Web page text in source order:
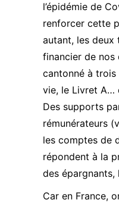
l’épidémie de
renforcer cette
autant, les deux
financier de nos
cantonné à trois
vie, le Livret A…
Des supports
rémunérateurs
les comptes de
répondent à la
des épargnants,
Car en France,